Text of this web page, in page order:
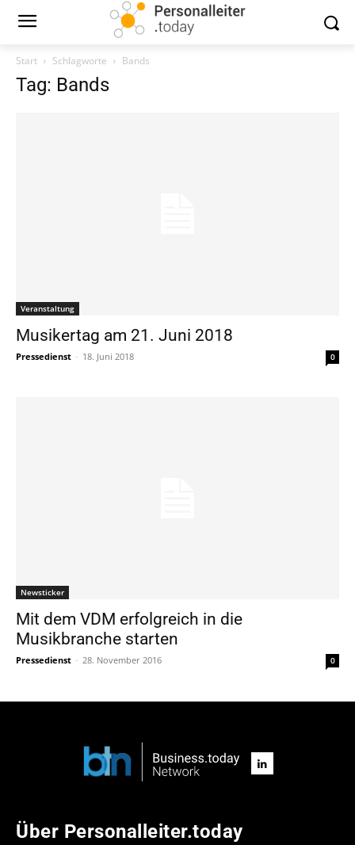
Start Schlagworte Bands
Tag: Bands
Veranstaltung
Musikertag am 21. Juni 2018
Pressedienst - 18. Juni 2018 0
Newsticker
Mit dem VDM erfolgreich in die
Musikbranche starten
Pressedienst - 28. November 2016 0
Über Personalleiter.today